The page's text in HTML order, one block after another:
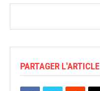
PARTAGER L'ARTICLE